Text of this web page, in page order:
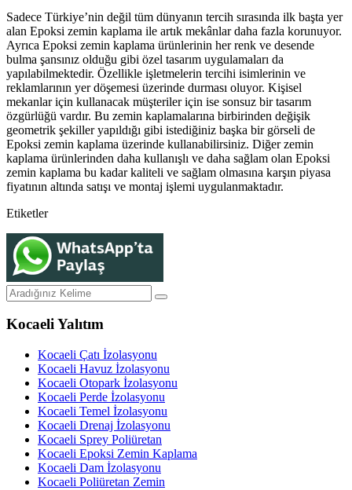
Sadece Türkiye’nin değil tüm dünyanın tercih sırasında ilk başta yer
alan Epoksi zemin kaplama ile artık mekânlar daha fazla korunuyor.
Ayrıca Epoksi zemin kaplama ürünlerinin her renk ve desende
bulma şansınız olduğu gibi özel tasarım uygulamaları da
yapılabilmektedir. Özellikle işletmelerin tercihi isimlerinin ve
reklamlarının yer döşemesi üzerinde durması oluyor. Kişisel
mekanlar için kullanacak müşteriler için ise sonsuz bir tasarım
özgürlüğü vardır. Bu zemin kaplamalarına birbirinden değişik
geometrik şekiller yapıldığı gibi istediğiniz başka bir görseli de
Epoksi zemin kaplama üzerinde kullanabilirsiniz. Diğer zemin
kaplama ürünlerinden daha kullanışlı ve daha sağlam olan Epoksi
zemin kaplama bu kadar kaliteli ve sağlam olmasına karşın piyasa
fiyatının altında satışı ve montaj işlemi uygulanmaktadır.
Etiketler
Kocaeli Yalıtım
Kocaeli Çatı İzolasyonu
Kocaeli Havuz İzolasyonu
Kocaeli Otopark İzolasyonu
Kocaeli Perde İzolasyonu
Kocaeli Temel İzolasyonu
Kocaeli Drenaj İzolasyonu
Kocaeli Sprey Poliüretan
Kocaeli Epoksi Zemin Kaplama
Kocaeli Dam İzolasyonu
Kocaeli Poliüretan Zemin